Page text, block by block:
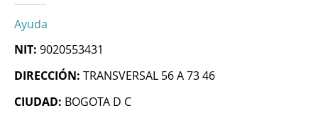
Ayuda
NIT: 9020553431
DIRECCIÓN: TRANSVERSAL 56 A 73 46
CIUDAD: BOGOTA D C